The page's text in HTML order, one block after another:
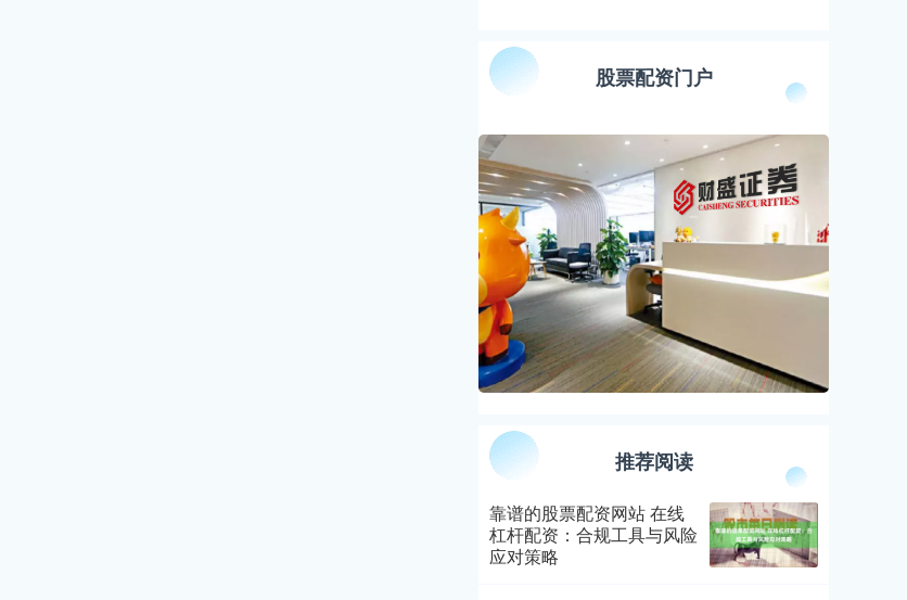
股票配资门户
推荐阅读
靠谱的股票配资网站 在线
杠杆配资：合规工具与风险
应对策略